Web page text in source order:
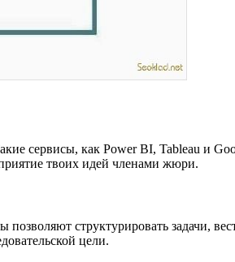
сервисы, как Power BI, Tableau и
твоих идей членами жюри.
структурировать задачи,
цели.